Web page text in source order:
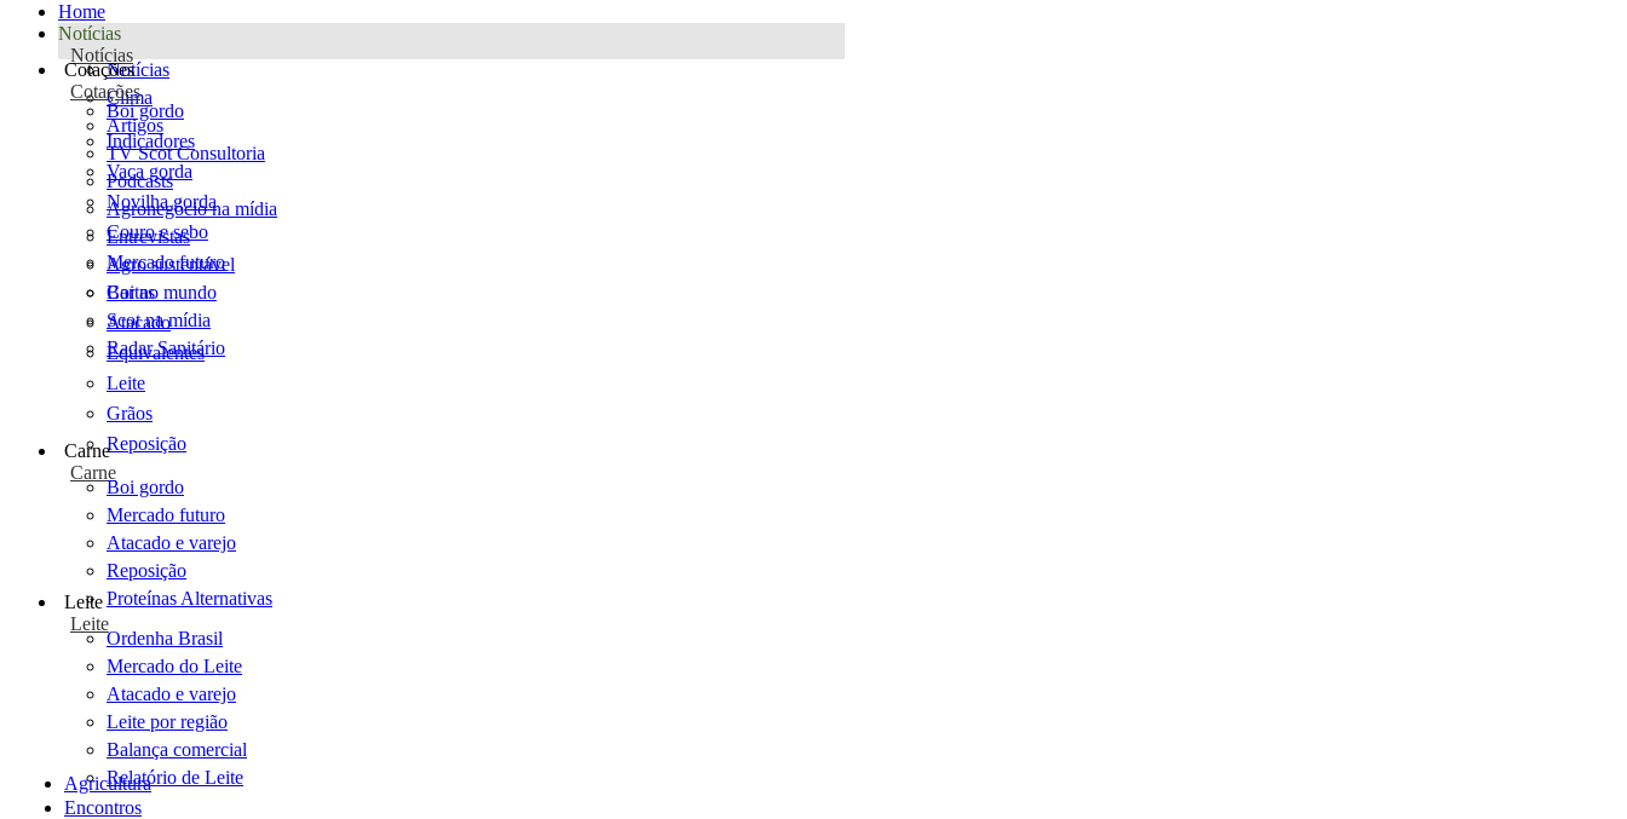
Home
Notícias
Notícias
Notícias
Clima
Artigos
TV Scot Consultoria
Podcasts
Agronegócio na mídia
Entrevistas
Agro sustentável
Cartas
Scot na mídia
Radar Sanitário
Cotações
Cotações
Boi gordo
Indicadores
Vaca gorda
Novilha gorda
Couro e sebo
Mercado futuro
Boi no mundo
Atacado
Equivalentes
Leite
Grãos
Reposição
Carne
Carne
Boi gordo
Mercado futuro
Atacado e varejo
Reposição
Proteínas Alternativas
Leite
Leite
Ordenha Brasil
Mercado do Leite
Atacado e varejo
Leite por região
Balança comercial
Relatório de Leite
Agricultura
Encontros